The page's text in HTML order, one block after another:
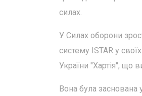
силах.
У Силах оборони
систему ISTAR у
України "Хартія", що
Вона була заснована